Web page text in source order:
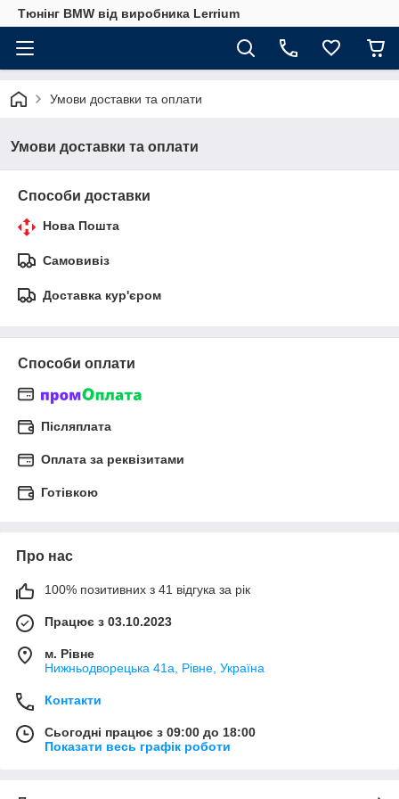
Тюнінг BMW від виробника Lerrium
Умови доставки та оплати
Умови доставки та оплати
Способи доставки
Нова Пошта
Самовивіз
Доставка кур'єром
Способи оплати
Післяплата
Оплата за реквізитами
Готівкою
Про нас
100% позитивних з 41 відгука за рік
Працює з 03.10.2023
м. Рівне
Нижньодворецька 41а, Рівне, Україна
Контакти
Сьогодні працює з 09:00 до 18:00
Показати весь графік роботи